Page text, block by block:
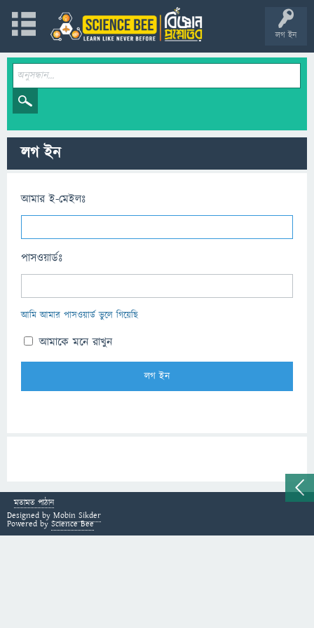
লগ ইন
লগ ইন
আমার ই-মেইলঃ
পাসওয়ার্ডঃ
আমি আমার পাসওয়ার্ড ভুলে গিয়েছি
আমাকে মনে রাখুন
মতামত পাঠান
Designed by Mobin Sikder
Powered by Science Bee